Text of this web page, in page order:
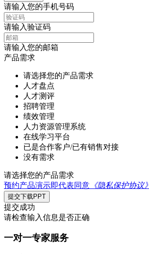
请输入您的手机号码
请输入验证码
请输入您的邮箱
产品需求
请选择您的产品需求
人才盘点
人才测评
招聘管理
绩效管理
人力资源管理系统
在线学习平台
已是合作客户/已有销售对接
没有需求
请选择您的产品需求
预约产品演示即代表同意 《隐私保护协议》
提交下载PPT
提交成功
请检查输入信息是否正确
一对一专家服务